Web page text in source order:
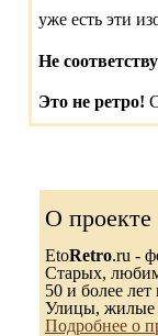
уже есть эти
Не
Это не ретро!
О проекте
EtoRetro.ru -
Старых,
50 и более лет
Улицы, жилые
Подробнее о